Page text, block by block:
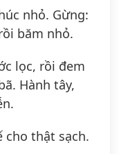
nhỏ. Gừng:
băm nhỏ.
lọc, rồi đem
Hành tây,
cho thật sạch.